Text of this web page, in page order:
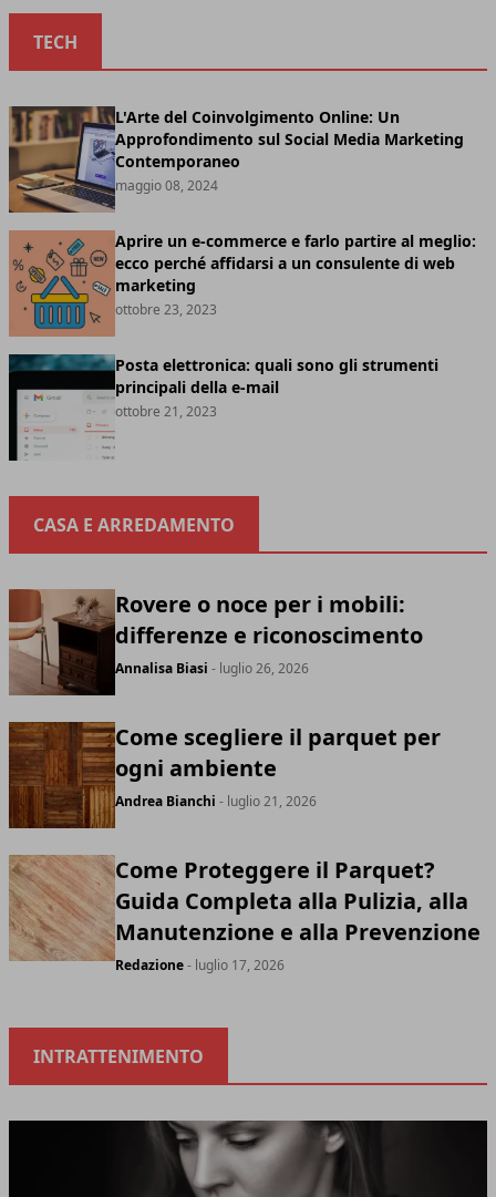
TECH
L'Arte del Coinvolgimento Online: Un
Approfondimento sul Social Media Marketing
Contemporaneo
maggio 08, 2024
Aprire un e-commerce e farlo partire al meglio:
ecco perché affidarsi a un consulente di web
marketing
ottobre 23, 2023
Posta elettronica: quali sono gli strumenti
principali della e-mail
ottobre 21, 2023
CASA E ARREDAMENTO
Rovere o noce per i mobili:
differenze e riconoscimento
Annalisa Biasi - luglio 26, 2026
Come scegliere il parquet per
ogni ambiente
Andrea Bianchi - luglio 21, 2026
Come Proteggere il Parquet?
Guida Completa alla Pulizia, alla
Manutenzione e alla Prevenzione
Redazione- luglio 17, 2026
INTRATTENIMENTO